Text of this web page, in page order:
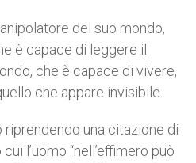
del suo mondo,
è capace di leggere il
che è capace di vivere,
che appare invisibile.
riprendendo una citazione di
l’uomo “nell’effimero può